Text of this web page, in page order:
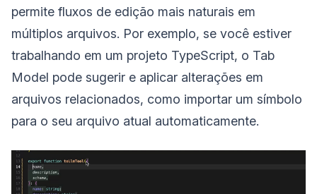
permite fluxos de edição mais naturais em
múltiplos arquivos. Por exemplo, se você estiver
trabalhando em um projeto TypeScript, o Tab
Model pode sugerir e aplicar alterações em
arquivos relacionados, como importar um símbolo
para o seu arquivo atual automaticamente.